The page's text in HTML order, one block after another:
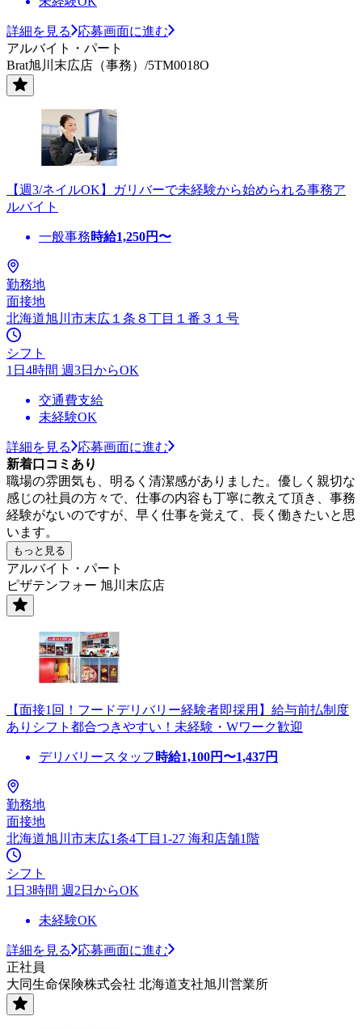
詳細を見る
応募画面に進む
アルバイト・パート
Brat旭川末広店（事務）/5TM0018O
【週3/ネイルOK】ガリバーで未経験から始められる事務ア
ルバイト
一般事務時給1,250円〜
勤務地
面接地
北海道旭川市末広１条８丁目１番３１号
シフト
1日4時間 週3日からOK
交通費支給
未経験OK
詳細を見る
応募画面に進む
新着口コミあり
職場の雰囲気も、明るく清潔感がありました。優しく親切な
感じの社員の方々で、仕事の内容も丁寧に教えて頂き、事務
経験がないのですが、早く仕事を覚えて、長く働きたいと思
います。
もっと見る
アルバイト・パート
ピザテンフォー 旭川末広店
【面接1回！フードデリバリー経験者即採用】給与前払制度
ありシフト都合つきやすい！未経験・Wワーク歓迎
デリバリースタッフ 時給1,100円〜1,437円
勤務地
面接地
北海道旭川市末広1条4丁目1-27 海和店舗1階
シフト
1日3時間 週2日からOK
未経験OK
詳細を見る
応募画面に進む
正社員
大同生命保険株式会社 北海道支社旭川営業所